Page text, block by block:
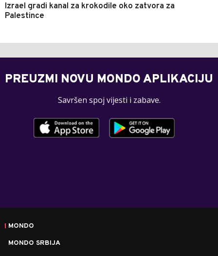
Izrael gradi kanal za krokodile oko zatvora za
Palestince
PREUZMI NOVU MONDO APLIKACIJU
Savršen spoj vijesti i zabave.
MONDO
MONDO SRBIJA